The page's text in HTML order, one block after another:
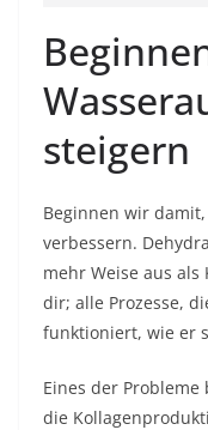
steigern
Beginnen wir
verbessern.
mehr Weise aus als
dir; alle Prozesse,
funktioniert, wie er
Eines der
die